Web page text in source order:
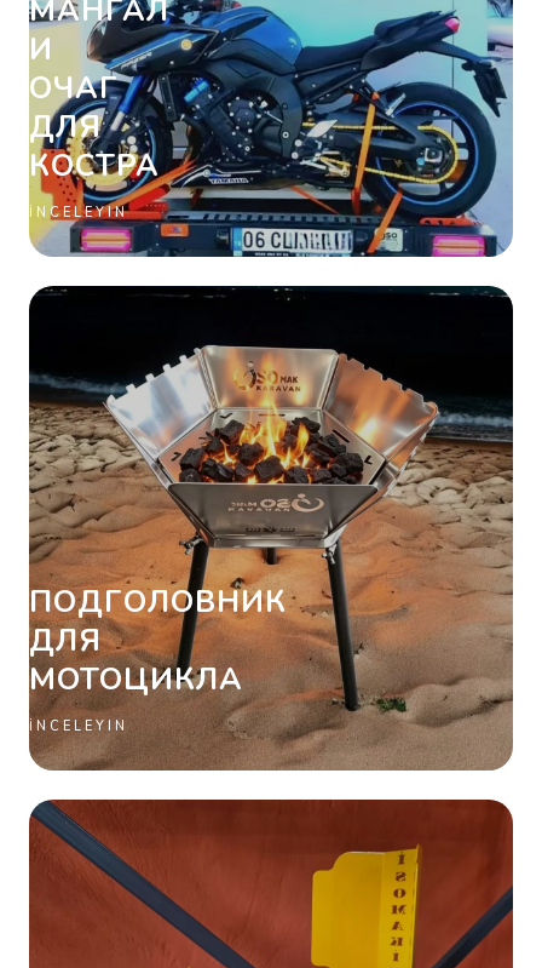
МАНГАЛ
И
ОЧАГ
ДЛЯ
КОСТРА
İNCELEYIN
ПОДГОЛОВНИК
ДЛЯ
МОТОЦИКЛА
İNCELEYIN